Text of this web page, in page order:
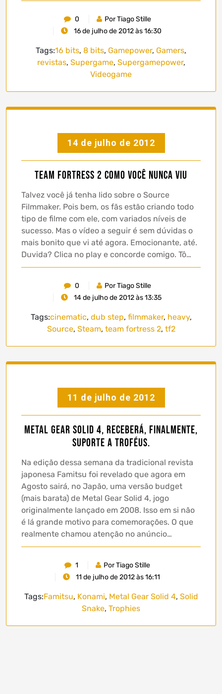
0
Por Tiago Stille
16 de julho de 2012 às 16:30
Tags:16 bits, 8 bits, Gamepower, Gamers,
revistas, Supergame, Supergamepower,
Videogame
14 de julho de 2012
Team Fortress 2 como você nunca viu
Talvez você já tenha lido sobre o Source
Filmmaker. Pois bem, os fãs estão criando todo
tipo de filme com ele, com variados níveis de
sucesso. Mas o vídeo a seguir é sem dúvidas o
mais bonito que vi até agora. Emocionante, até.
Duvida? Clica no play e concorde comigo. Tô…
0
Por Tiago Stille
14 de julho de 2012 às 13:35
Tags:cinematic, dub step, filmmaker, heavy,
Source, Steam, team fortress 2, tf2
11 de julho de 2012
Metal Gear Solid 4, receberá, finalmente,
suporte a troféus.
Na edição dessa semana da tradicional revista
japonesa Famitsu foi revelado que agora em
Agosto sairá, no Japão, uma versão budget
(mais barata) de Metal Gear Solid 4, jogo
originalmente lançado em 2008. Isso em si não
é lá grande motivo para comemorações. O que
realmente chamou atenção no anúncio…
1
Por Tiago Stille
11 de julho de 2012 às 16:11
Tags:Famitsu, Konami, Metal Gear Solid 4, Solid
Snake, Trophies